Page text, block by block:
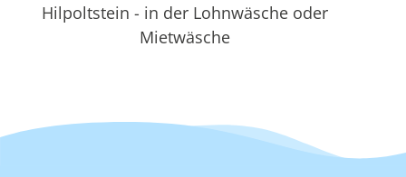
Hilpoltstein - in der Lohnwäsche oder
Mietwäsche